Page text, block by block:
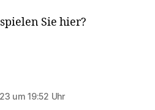
Sie hier?
um 19:52 Uhr